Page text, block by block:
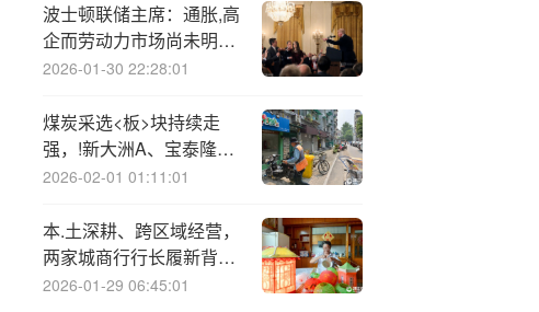
波士顿联储主席：通胀,高
企而劳动力市场尚未明显
恶化 短期内降息门槛较高
2026-01-30 22:28:01
煤炭采选<板>块持续走
强，!新大洲A、宝泰隆双
双涨停
2026-02-01 01:11:01
本.土深耕、跨区域经营，
两家城商行行长履新背
后：银行的“用人密码”是
2026-01-29 06:45:01